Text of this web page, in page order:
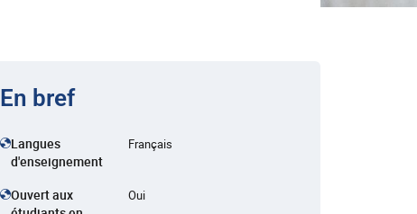
En bref
Langues
d'enseignement
Français
Ouvert aux
Oui